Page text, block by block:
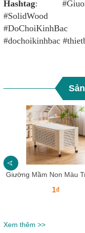
Hashtag:
#DoChoiKinhBac
#dochoikinhbac
1₫
Xem thêm >>